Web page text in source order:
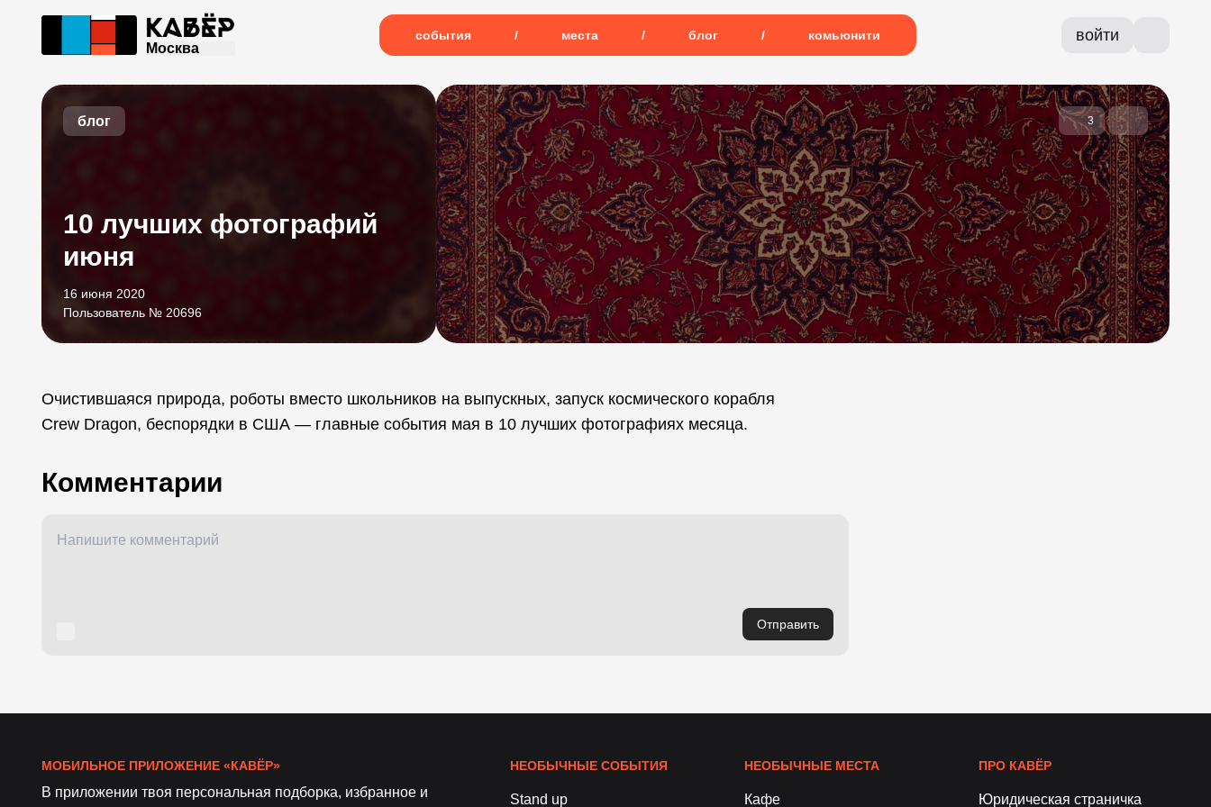
Москва
события / места / блог / комьюнити войти
блог
10 лучших фотографий
июня
16 июня 2020
Пользователь № 20696
3
Очистившаяся природа, роботы вместо школьников на выпускных, запуск космического корабля
Crew Dragon, беспорядки в США — главные события мая в 10 лучших фотографиях месяца.
Комментарии
Отправить
МОБИЛЬНОЕ ПРИЛОЖЕНИЕ «КАВЁР»
В приложении твоя персональная подборка, избранное и
НЕОБЫЧНЫЕ СОБЫТИЯ
Stand up
НЕОБЫЧНЫЕ МЕСТА
Кафе
ПРО КАВЁР
Юридическая страничка